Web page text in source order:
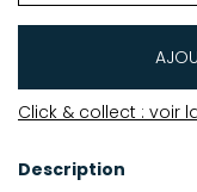
Click & collect : voir
Description